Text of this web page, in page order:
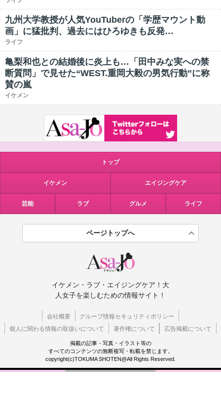
九州大学教授が人気YouTuberの「学歴マウント動
画」に猛批判、過去にはひろゆきも反発…
ライフ
亀梨和也との結婚後に炎上も…「田中みな実への禁
断質問」で見せた“WEST.重岡大毅の男気行動”に称
賛の嵐
イケメン
トップ
イケメン エイジングケア
芸能 ラブ グルメ ライフ
ページトップへ
イケメン・ラブ・エイジングケア！大
人女子を楽しむための情報サイト！
会社概要
グループ情報セキュリティポリシー
個人に関わる情報の取扱いについて
著作権について 広告掲載について
掲載の記事・写真・イラスト等の
すべてのコンテンツの無断複写・転載を禁じます。
copyright(c)TOKUMA SHOTEN@All Rights Reserved.